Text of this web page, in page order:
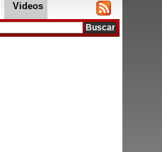
Videos